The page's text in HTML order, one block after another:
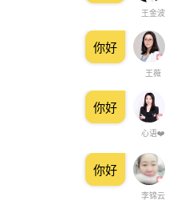
王金波
王薇
你好
心语❤️
你好
李锦云
你好